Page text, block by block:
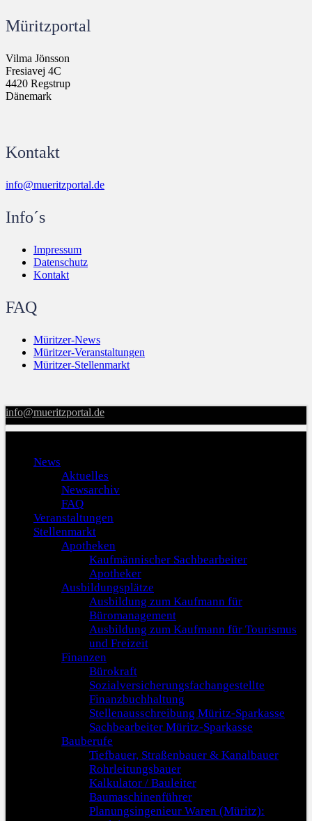
Müritzportal
Vilma Jönsson
Fresiavej 4C
4420 Regstrup
Dänemark
Kontakt
info@mueritzportal.de
Info´s
Impressum
Datenschutz
Kontakt
FAQ
Müritzer-News
Müritzer-Veranstaltungen
Müritzer-Stellenmarkt
info@mueritzportal.de
News
Aktuelles
Newsarchiv
FAQ
Veranstaltungen
Stellenmarkt
Apotheken
Kaufmännischer Sachbearbeiter
Apotheker
Ausbildungsplätze
Ausbildung zum Kaufmann für
Büromanagement
Ausbildung zum Kaufmann für Tourismus
und Freizeit
Finanzen
Bürokraft
Sozialversicherungsfachangestellte
Finanzbuchhaltung
Stellenausschreibung Müritz-Sparkasse
Sachbearbeiter Müritz-Sparkasse
Bauberufe
Tiefbauer, Straßenbauer & Kanalbauer
Rohrleitungsbauer
Kalkulator / Bauleiter
Baumaschinenführer
Planungsingenieur Waren (Müritz):